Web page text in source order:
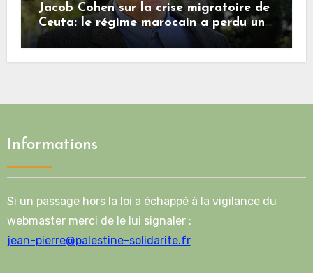
Jacob Cohen sur la crise migratoire de
Ceuta: le régime marocain a perdu une
bonne part de sa crédibilité vis-à-vis
de l’Union européenne
Informations
Si un passage hors la loi a échappé à la vigilance du
webmaster merci de le lui signaler :
jean-pierre@palestine-solidarite.fr